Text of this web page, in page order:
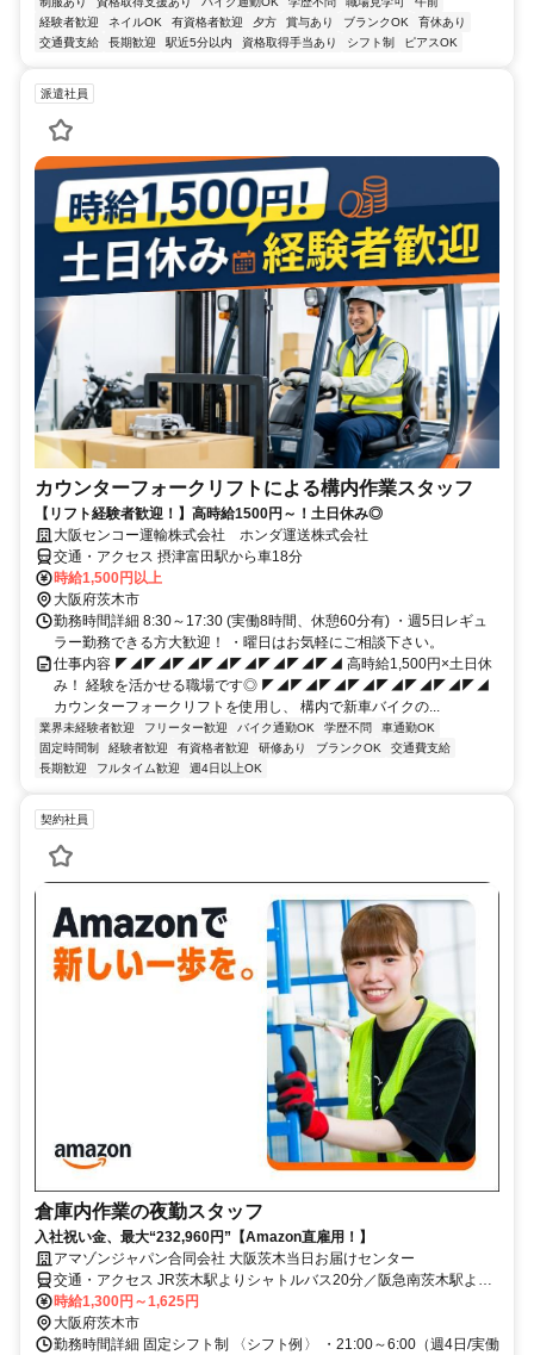
経験者歓迎
ネイルOK 有資格者歓迎 夕方 賞与あり ブランクOK
育休あり
交通費支給
長期歓迎 駅近5分以内 資格取得手当あり シフト制 ピアスOK
派遣社員
カウンターフォークリフトによる構内作業スタッフ
【リフト経験者歓迎！】高時給1500円～！土日休み◎
大阪センコー運輸株式会社 ホンダ運送株式会社
交通・アクセス 摂津富田駅から車18分
時給1,500円以上
大阪府茨木市
勤務時間詳細 8:30～17:30 (実働8時間、休憩60分有) ・週5日レギュ
ラー勤務できる方大歓迎！ ・曜日はお気軽にご相談下さい。
仕事内容 ◤◢◤◢◤◢◤◢◤◢◤◢◤◢◤◢ 高時給1,500円×土日休
み！ 経験を活かせる職場です◎ ◤◢◤◢◤◢◤◢◤◢◤◢◤◢◤◢
カウンターフォークリフトを使用し、 構内で新車バイクの...
業界未経験者歓迎 フリーター歓迎 バイク通勤OK 学歴不問
車通勤OK
固定時間制
経験者歓迎 有資格者歓迎 研修あり ブランクOK
交通費支給
長期歓迎
フルタイム歓迎 週4日以上OK
契約社員
倉庫内作業の夜勤スタッフ
入社祝い金、最大“232,960円”【Amazon直雇用！】
アマゾンジャパン合同会社 大阪茨木当日お届けセンター
交通・アクセス JR茨木駅よりシャトルバス20分／阪急南茨木駅より
シャトルバス25分
時給1,300円～1,625円
大阪府茨木市
勤務時間詳細 固定シフト制 〈シフト例〉 ・21:00～6:00（週4日/実働